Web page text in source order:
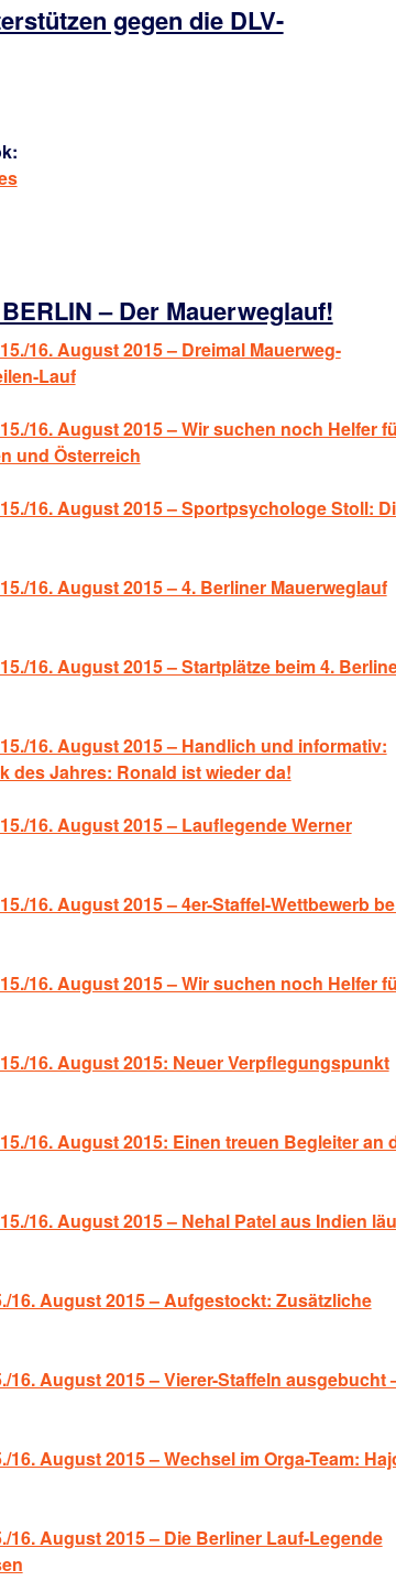
gegen die DLV-
– Der Mauerweglauf!
16. August 2015 – Dreimal Mauerweg-
Lauf
16. August 2015 – Wir suchen noch Helfer
und Österreich
16. August 2015 – Sportpsychologe Stoll:
16. August 2015 – 4. Berliner Mauerweglauf
16. August 2015 – Startplätze beim 4.
16. August 2015 – Handlich und informativ:
des Jahres: Ronald ist wieder da!
16. August 2015 – Lauflegende Werner
16. August 2015 – 4er-Staffel-Wettbewerb
16. August 2015 – Wir suchen noch Helfer
16. August 2015: Neuer Verpflegungspunkt
16. August 2015: Einen treuen Begleiter an
16. August 2015 – Nehal Patel aus Indien
16. August 2015 – Aufgestockt: Zusätzliche
16. August 2015 – Vierer-Staffeln ausgebucht
August 2015 – Wechsel im Orga-Team:
16. August 2015 – Die Berliner Lauf-Legende